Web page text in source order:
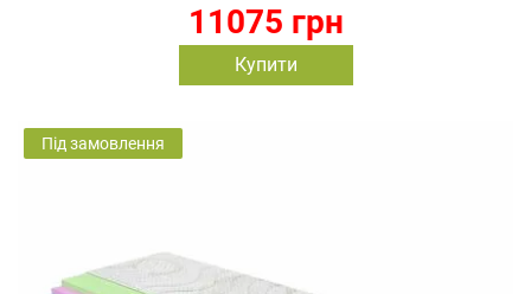
11075 грн
Купити
Під замовлення